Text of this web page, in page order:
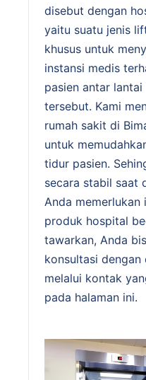
disebut dengan
yaitu suatu jenis
khusus untuk
instansi medis
pasien antar
tersebut. Kami
rumah sakit di
untuk
tidur pasien.
secara stabil saat
Anda
produk hospital
tawarkan, Anda
konsultasi
melalui kontak
pada halaman ini.